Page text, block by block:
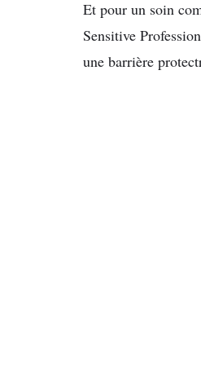
Et pour un soin
Sensitive
une barrière